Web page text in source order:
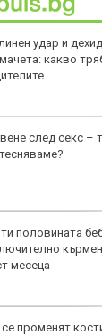
удар и
какво
след секс –
половината
месеца
променят